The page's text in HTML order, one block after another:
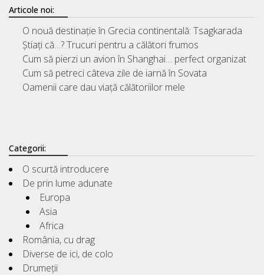
Articole noi:
O nouă destinație în Grecia continentală: Tsagkarada
Știați că…? Trucuri pentru a călători frumos
Cum să pierzi un avion în Shanghai… perfect organizat
Cum să petreci câteva zile de iarnă în Sovata
Oamenii care dau viață călătoriilor mele
Categorii:
O scurtă introducere
De prin lume adunate
Europa
Asia
Africa
România, cu drag
Diverse de ici, de colo
Drumeții